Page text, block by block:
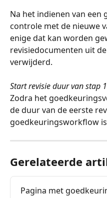
Na het indienen van
controle met de nieuwe
enige dat kan worden
revisiedocumenten uit
verwijderd.
Start revisie duur van stap
Zodra het
de duur van de eerste
goedkeuringsworkflow
Gerelateerde
Pagina met